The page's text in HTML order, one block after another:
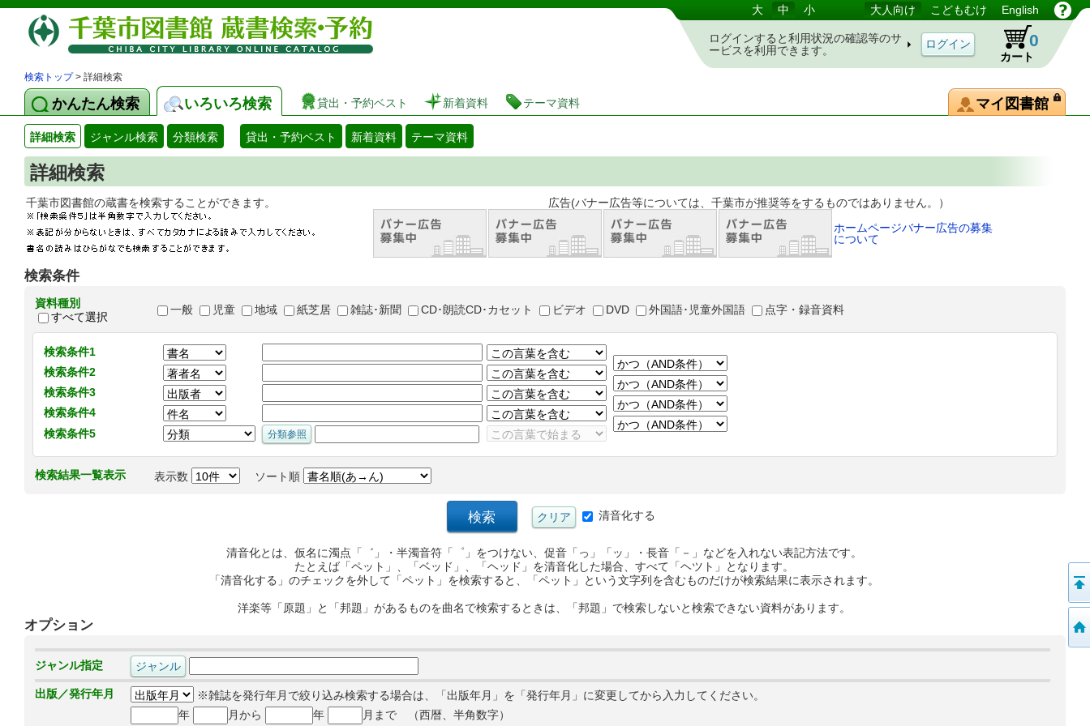
図書館 蔵書検索・予約システム 大 中 小 大人向け こどもむけ English
ログインすると利用状況の確認等のサ
ービスを利用できます。
カート
0
検索トップ> 詳細検索
かんたん検索 いろいろ検索 貸出・予約ベスト 新着資料 テーマ資料 マイ図書館
詳細検索 ジャンル検索 分類検索 貸出・予約ベスト 新着資料 テーマ資料
詳細検索
千葉市図書館の蔵書を検索することができます。 広告(バナー広告等については、千葉市が推奨等をするものではありません。）
ホームページバナー広告の募集
について
検索条件
資料種別
すべて選択
一般 児童 地域 紙芝居 雑誌･新聞 CD･朗読CD･カセット ビデオ DVD 外国語･児童外国語 点字・録音資料
検索条件1
検索条件2
検索条件3
検索条件4
検索条件5
検索結果一覧表示 表示数 ソート順
清音化する
清音化とは、仮名に濁点「゛」・半濁音符「゜」をつけない、促音「っ」「ッ」・長音「－」などを入れない表記方法です。
たとえば「ペット」、「ベッド」、「ヘッド」を清音化した場合、すべて「ヘツト」となります。
「清音化する」のチェックを外して「ペット」を検索すると、「ペット」という文字列を含むものだけが検索結果に表示されます。
洋楽等「原題」と「邦題」があるものを曲名で検索するときは、「邦題」で検索しないと検索できない資料があります。
オプション
ジャンル指定
出版／発行年月
※雑誌を発行年月で絞り込み検索する場合は、「出版年月」を「発行年月」に変更してから入力してください。
年
月から 年 月まで （西暦、半角数字）